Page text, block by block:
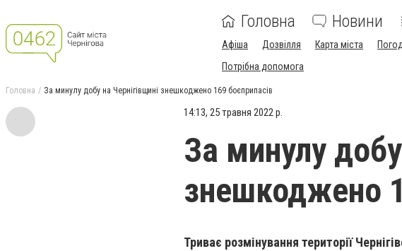
Головна Новини
Афіша Дозвілля Карта міста
Потрібна допомога
Головна За минулу добу на Чернігівщині знешкоджено 169 боєприпасів
14:13, 25 травня 2022 р.
За минулу
знешкоджено
Триває розмінування території